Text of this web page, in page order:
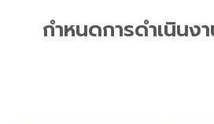
กำหนดการดำเนินง